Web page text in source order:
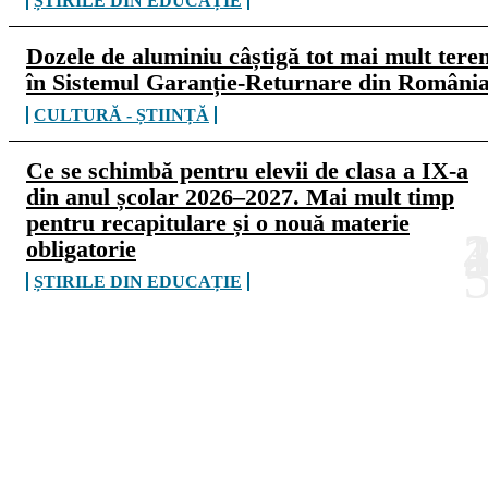
Dozele de aluminiu câștigă tot mai mult
în Sistemul Garanție-Returnare din
CULTURĂ - ȘTIINȚĂ
Ce se schimbă pentru elevii de clasa a IX-a
din anul școlar 2026–2027. Mai mult timp
pentru recapitulare și o nouă materie
obligatorie
ȘTIRILE DIN EDUCAȚIE